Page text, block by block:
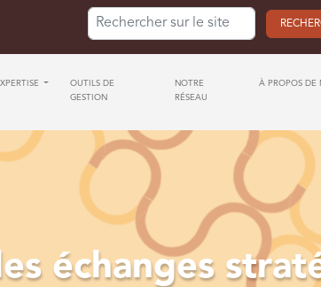
Search for:
OUTILS DE
GESTION
NOTRE
RÉSEAU
À PROPOS DE
échanges